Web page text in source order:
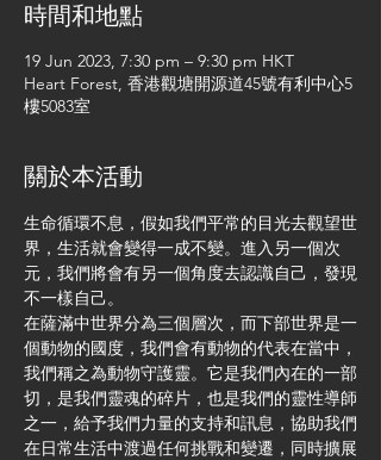
時間和地點
19 Jun 2023, 7:30 pm – 9:30 pm HKT
Heart Forest, 香港觀塘開源道45號有利中心5
樓5083室
關於本活動
生命循環不息，假如我們平常的目光去觀望世
界，生活就會變得一成不變。進入另一個次
元，我們將會有另一個角度去認識自己，發現
不一樣自己。
在薩滿中世界分為三個層次，而下部世界是一
個動物的國度，我們會有動物的代表在當中，
我們稱之為動物守護靈。它是我們內在的一部
切，是我們靈魂的碎片，也是我們的靈性導師
之一，給予我們力量的支持和訊息，協助我們
在日常生活中渡過任何挑戰和變遷，同時擴展